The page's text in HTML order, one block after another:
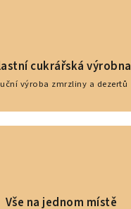
cukrářská výrobna
výroba zmrzliny a dezertů
Vše na jednom místě